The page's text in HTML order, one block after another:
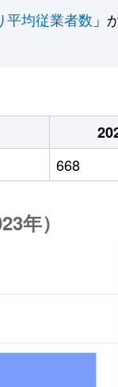
平均従業者数 」
668